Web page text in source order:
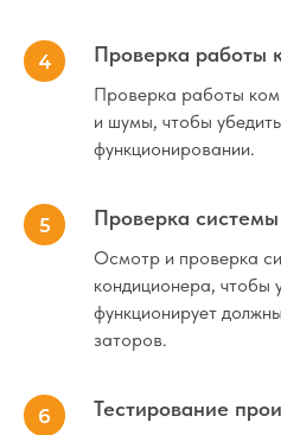
Проверка работы
Проверка работы
и шумы, чтобы
функционировании.
Проверка
Осмотр и проверка
кондиционера, чтобы
функционирует
заторов.
Тестирование